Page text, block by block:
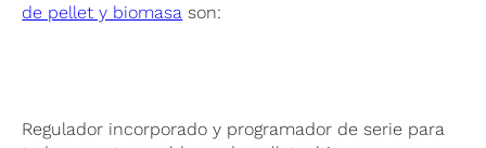
de pellet y biomasa son:
Regulador incorporado y programador de serie para